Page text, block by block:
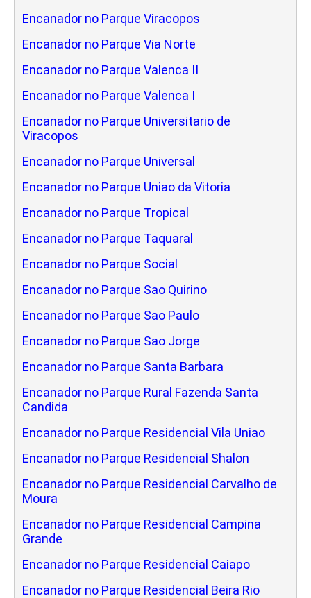
Encanador no Parque Viracopos
Encanador no Parque Via Norte
Encanador no Parque Valenca II
Encanador no Parque Valenca I
Encanador no Parque Universitario de
Viracopos
Encanador no Parque Universal
Encanador no Parque Uniao da Vitoria
Encanador no Parque Tropical
Encanador no Parque Taquaral
Encanador no Parque Social
Encanador no Parque Sao Quirino
Encanador no Parque Sao Paulo
Encanador no Parque Sao Jorge
Encanador no Parque Santa Barbara
Encanador no Parque Rural Fazenda Santa
Candida
Encanador no Parque Residencial Vila Uniao
Encanador no Parque Residencial Shalon
Encanador no Parque Residencial Carvalho de
Moura
Encanador no Parque Residencial Campina
Grande
Encanador no Parque Residencial Caiapo
Encanador no Parque Residencial Beira Rio